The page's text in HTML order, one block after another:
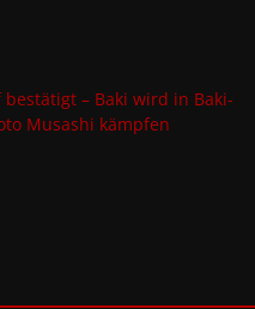
– Baki wird in Baki-
Musashi kämpfen